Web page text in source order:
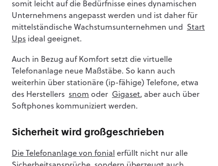
somit leicht auf die Bedürfnisse eines dynamischen
Unternehmens angepasst werden und ist daher für
mittelständische Wachstumsunternehmen und Start
Ups ideal geeignet.
Auch in Bezug auf Komfort setzt die virtuelle
Telefonanlage neue Maßstäbe. So kann auch
weiterhin über stationäre (ip-fähige) Telefone, etwa
des Herstellers snom oder Gigaset, aber auch über
Softphones kommuniziert werden.
Sicherheit wird großgeschrieben
Die Telefonanlage von fonial erfüllt nicht nur alle